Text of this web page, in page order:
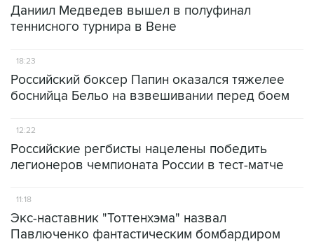
Даниил Медведев вышел в полуфинал
теннисного турнира в Вене
18:23
Российский боксер Папин оказался тяжелее
боснийца Бельо на взвешивании перед боем
12:22
Российские регбисты нацелены победить
легионеров чемпионата России в тест-матче
11:18
Экс-наставник "Тоттенхэма" назвал
Павлюченко фантастическим бомбардиром